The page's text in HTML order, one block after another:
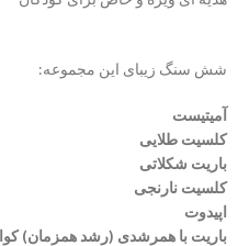
شش سنگ زیبای این مجموعه:
آمیتیست
کلسیت طلایی
باریت شکلاتی
کلسیت نارنجی
اپیدوت
باریت با همرشدی (رشد همزمان)